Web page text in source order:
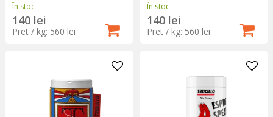
În stoc
140 lei
Pret / kg: 560 lei
În stoc
140 lei
Pret / kg: 560 lei